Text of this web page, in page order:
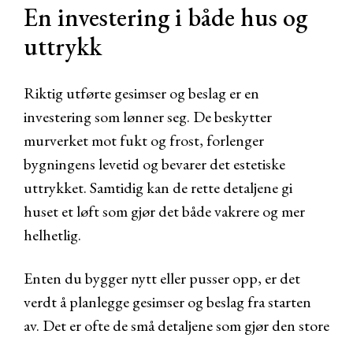
En investering i både hus og
uttrykk
Riktig utførte gesimser og beslag er en
investering som lønner seg. De beskytter
murverket mot fukt og frost, forlenger
bygningens levetid og bevarer det estetiske
uttrykket. Samtidig kan de rette detaljene gi
huset et løft som gjør det både vakrere og mer
helhetlig.
Enten du bygger nytt eller pusser opp, er det
verdt å planlegge gesimser og beslag fra starten
av. Det er ofte de små detaljene som gjør den store